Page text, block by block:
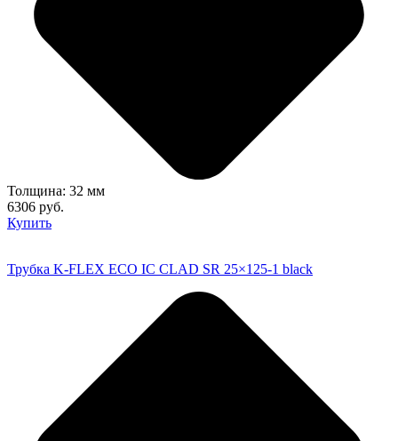
Толщина: 32 мм
6306 руб.
Купить
Трубка K-FLEX ECO IC CLAD SR 25×125-1 black